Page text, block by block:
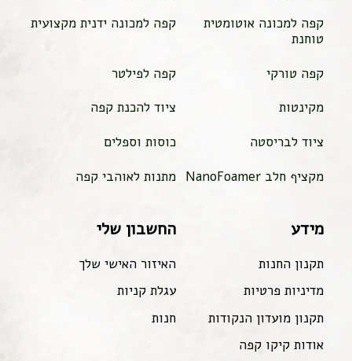
קפה למכונה אוטומטית
טוחנת
קפה למכונה ידנית מקצועית
קפה טורקי
קפה לפילטר
מקינטות
ציוד להכנת קפה
ציוד לבריסטה
כוסות וספלים
מקציף חלב NanoFoamer
מתנות לאוהבי קפה
מידע
תקנון החנות
מדיניות פרטיות
תקנון מועדון הנקודות
אודות קיקו קפה
החשבון שלי
האיזור האישי שלך
עגלת קניות
חנות